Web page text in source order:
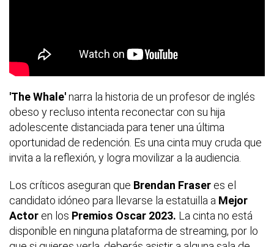
'The Whale'narra la historia de un profesor de inglés
obeso y recluso intenta reconectar con su hija
adolescente distanciada para tener una última
oportunidad de redención. Es una cinta muy cruda que
invita a la reflexión, y logra movilizar a la audiencia.
Los críticos aseguran que Brendan Fraser es el
candidato idóneo para llevarse la estatuilla a Mejor
Actor en los Premios Oscar 2023. La cinta no está
disponible en ninguna plataforma de streaming, por lo